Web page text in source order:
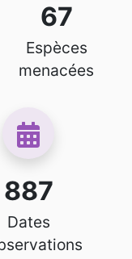
67
Espèces
menacées
887
Dates